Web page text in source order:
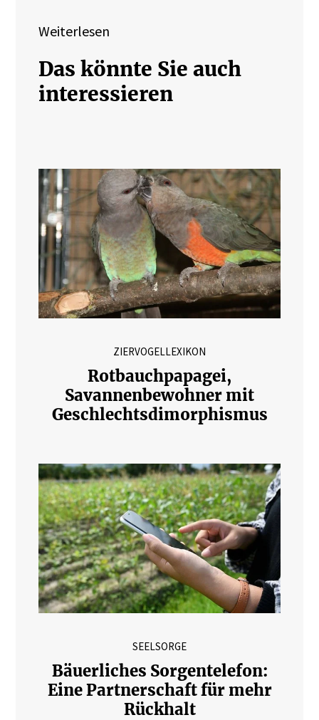
Weiterlesen
Das könnte Sie auch
interessieren
ZIERVOGELLEXIKON
Rotbauchpapagei,
Savannenbewohner mit
Geschlechtsdimorphismus
SEELSORGE
Bäuerliches Sorgentelefon:
Eine Partnerschaft für mehr
Rückhalt